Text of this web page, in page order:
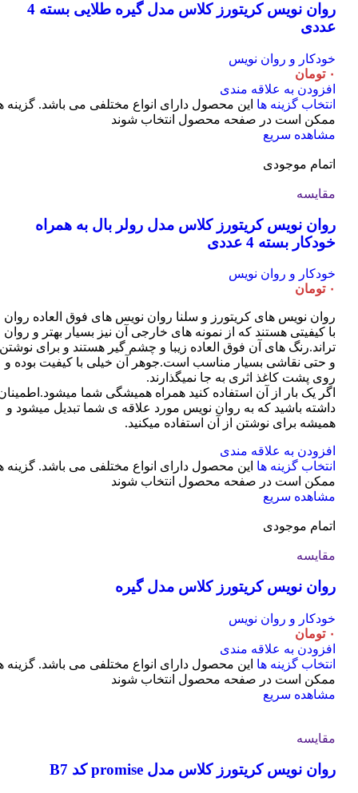
روان نویس کریتورز کلاس مدل گیره طلایی بسته 4
عددی
خودکار و روان نویس
۰ تومان
افزودن به علاقه مندی
انتخاب گزینه ها این محصول دارای انواع مختلفی می باشد. گزینه
ممکن است در صفحه محصول انتخاب شوند
مشاهده سریع
اتمام موجودی
مقایسه
روان نویس کریتورز کلاس مدل رولر بال به همراه
خودکار بسته 4 عددی
خودکار و روان نویس
۰ تومان
روان نویس های کریتورز و سلنا روان نویس های فوق العاده روان
با کیفیتی هستند که از نمونه های خارجی آن نیز بسیار بهتر و روان
تراند.رنگ های آن فوق العاده زیبا و چشم گیر هستند و برای نوشتن
و حتی نقاشی بسیار مناسب است.جوهر آن خیلی با کیفیت بوده و
روی پشت کاغذ اثری به جا نمیگذارند.
اگر یک بار از آن استفاده کنید همراه همیشگی شما
داشته باشید که به روان نویس مورد علاقه ی شما تبدیل میشود و
همیشه برای نوشتن از آن استفاده میکنید.
افزودن به علاقه مندی
انتخاب گزینه ها این محصول دارای انواع مختلفی می باشد. گزینه
ممکن است در صفحه محصول انتخاب شوند
مشاهده سریع
اتمام موجودی
مقایسه
روان نویس کریتورز کلاس مدل گیره
خودکار و روان نویس
۰ تومان
افزودن به علاقه مندی
انتخاب گزینه ها این محصول دارای انواع مختلفی می باشد. گزینه
ممکن است در صفحه محصول انتخاب شوند
مشاهده سریع
مقایسه
روان نویس کریتورز کلاس مدل promise کد B7